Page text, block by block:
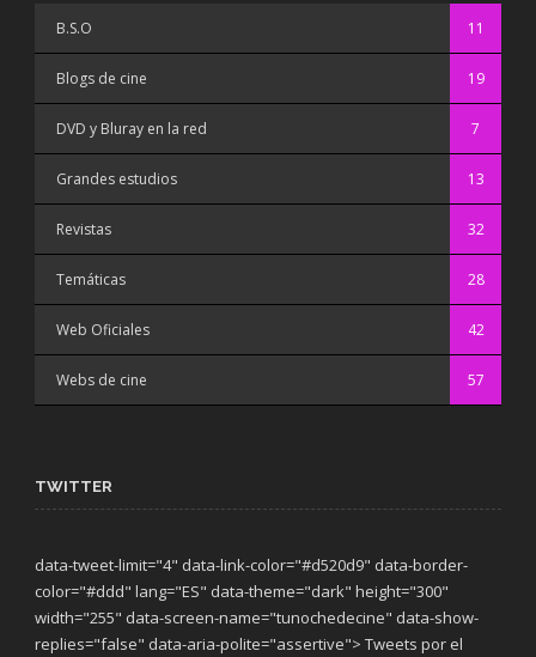
B.S.O 11
Blogs de cine 19
DVD y Bluray en la red 7
Grandes estudios 13
Revistas 32
Temáticas 28
Web Oficiales 42
Webs de cine 57
TWITTER
data-tweet-limit="4" data-link-color="#d520d9" data-border-
color="#ddd" lang="ES" data-theme="dark" height="300"
width="255" data-screen-name="tunochedecine" data-show-
replies="false" data-aria-polite="assertive"> Tweets por el